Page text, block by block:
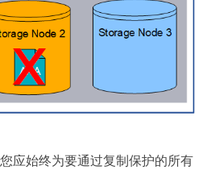
应始终为要通过复制保护的所有